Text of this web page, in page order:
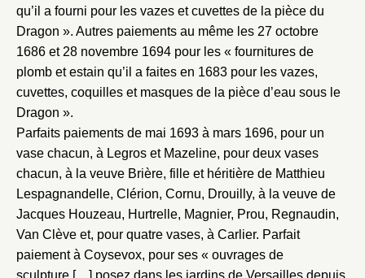
qu’il a fourni pour les vazes et cuvettes de la pièce du
Dragon ». Autres paiements au même les 27 octobre
1686 et 28 novembre 1694 pour les « fournitures de
plomb et estain qu’il a faites en 1683 pour les vazes,
cuvettes, coquilles et masques de la pièce d’eau sous le
Dragon ».
Parfaits paiements de mai 1693 à mars 1696, pour un
vase chacun, à Legros et Mazeline, pour deux vases
chacun, à la veuve Brière, fille et héritière de Matthieu
Lespagnandelle, Clérion, Cornu, Drouilly, à la veuve de
Jacques Houzeau, Hurtrelle, Magnier, Prou, Regnaudin,
Van Clève et, pour quatre vases, à Carlier. Parfait
paiement à Coysevox, pour ses « ouvrages de
Fermer
Choix du dossier où ajouter la